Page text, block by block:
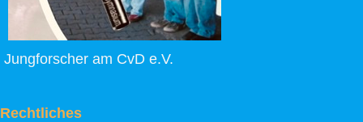
Jungforscher am CvD e.V.
Rechtliches